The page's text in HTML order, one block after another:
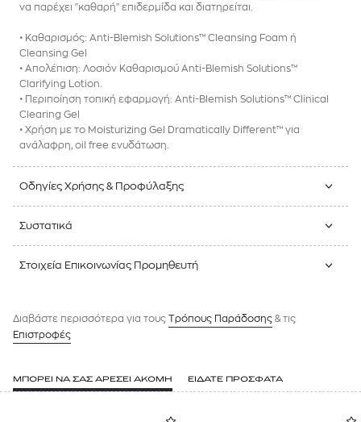
να παρέχει "καθαρή" επιδερμίδα και διατηρείται.
• Καθαρισμός: Anti-Blemish Solutions™ Cleansing Foam ή
Cleansing Gel
• Απολέπιση: Λοσιόν Καθαρισμού Anti-Blemish Solutions™
Clarifying Lotion.
• Περιποίηση τοπική εφαρμογή: Anti-Blemish Solutions™ Clinical
Clearing Gel
• Χρήση με το Moisturizing Gel Dramatically Different™ για
ανάλαφρη, oil free ενυδάτωση.
Οδηγίες Χρήσης & Προφύλαξης
Συστατικά
Στοιχεία Επικοινωνίας Προμηθευτή
Διαβάστε περισσότερα για τους Tρόπους Παράδοσης & τις
Επιστροφές
ΜΠΟΡΕΙ ΝΑ ΣΑΣ ΑΡΕΣΕΙ ΑΚΟΜΗ ΕΙΔΑΤΕ ΠΡΟΣΦΑΤΑ